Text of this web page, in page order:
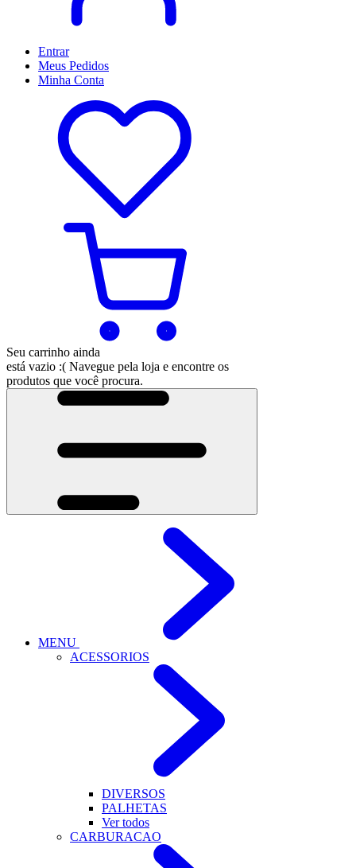
Entrar
Meus Pedidos
Minha Conta
Seu carrinho ainda
está vazio :( Navegue pela loja e encontre os
produtos que você procura.
MENU
ACESSORIOS
DIVERSOS
PALHETAS
Ver todos
CARBURACAO